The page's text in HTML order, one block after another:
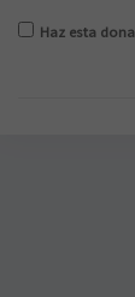
Haz esta